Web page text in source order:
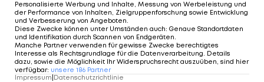
noch wesentlich mehr potenzielle Gewinner
gegeben, bei anderen war es schon schwierig,
deren drei zu finden.
Personalisierte Werbung und Inhalte, Messung von Werbeleistung und
der Performance von Inhalten, Zielgruppenforschung sowie Entwicklung
und Verbesserung von Angeboten
Diese Zwecke können unter Umständen auch: Genaue Standortdaten
und Identifikation durch Scannen von Endgeräten
Manche Partner verwenden für gewisse Zwecke berechtigtes
Interesse als Rechtsgrundlage für die Datenverarbeitung. Details
dazu, sowie die Möglichkeit Ihr Widerspruchsrecht auszuüben, sind hier
verfügbar: unsere 186 Partner
Impressum|Datenschutzrichtlinie